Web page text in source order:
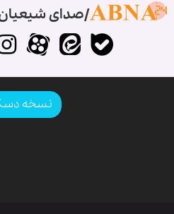
صدای
نسخه